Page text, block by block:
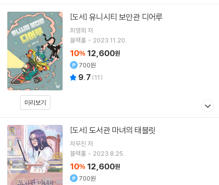
미리보기
[도서] 유니시티 보안관 디어루
최영희 저
블랙홀
2023.11.20.
10% 12,600원
700원
9.7 (11)
[도서] 도서관 마녀의 태블릿
차무진 저
블랙홀
2023.8.25.
10% 12,600원
700원